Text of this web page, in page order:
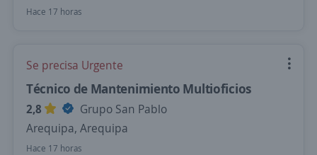
Hace 17 horas
Se precisa Urgente
Técnico de Mantenimiento Multioficios
2,8
Grupo San Pablo
Arequipa, Arequipa
Hace 17 horas